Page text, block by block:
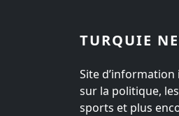
TURQUIE
Site
sur la politique,
sports et plus